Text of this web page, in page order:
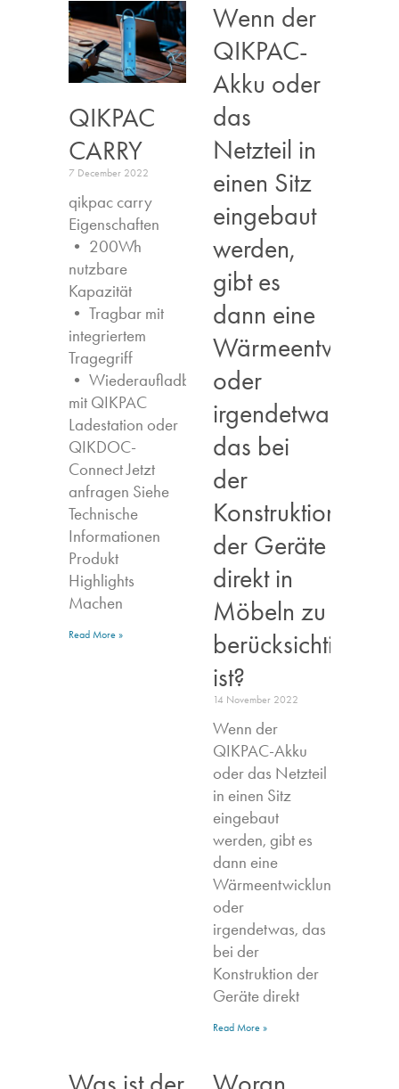
QIKPAC
CARRY
7 December 2022
qikpac carry
Eigenschaften ​
• 200Wh
nutzbare
Kapazität
• Tragbar mit
integriertem
Tragegriff
• Wiederaufladbar
mit QIKPAC
Ladestation oder
QIKDOC-
Connect Jetzt
anfragen​ Siehe
Technische
Informationen
Produkt
Highlights​
Machen
Read More »
Wenn der
QIKPAC-
Akku oder
das
Netzteil in
einen Sitz
eingebaut
werden,
gibt es
dann eine
oder
irgendetwas,
das bei
der
Konstruktion
der Geräte
direkt in
Möbeln zu
berücksichtigen
ist?
14 November 2022
Wenn der
QIKPAC-Akku
oder das Netzteil
in einen Sitz
eingebaut
werden, gibt es
dann eine
Wärmeentwicklung,
oder
irgendetwas, das
bei der
Konstruktion der
Geräte direkt
Read More »